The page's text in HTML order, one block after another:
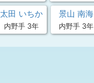
太田 いちか
内野手 3年
景山 南海
内野手 3年